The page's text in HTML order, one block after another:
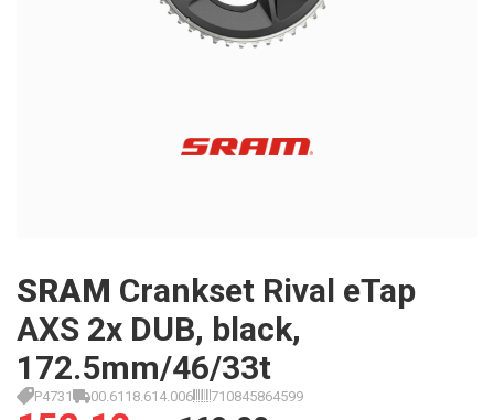
SRAM Crankset Rival eTap
AXS 2x DUB, black,
172.5mm/46/33t
P4731 00.6118.614.006 710845864599